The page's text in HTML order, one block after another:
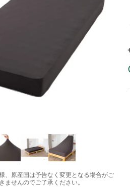
、原産国は予告なく変更となる場合がご
ませんのでご了承ください。